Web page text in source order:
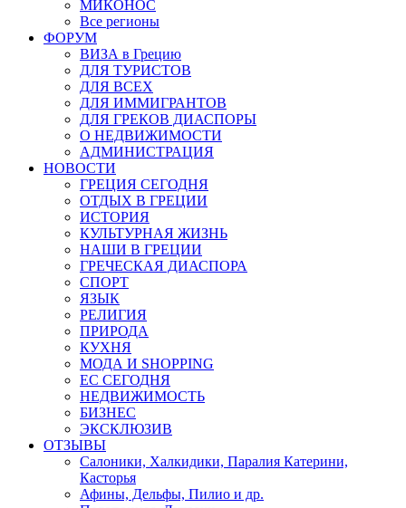
МИКОНОС
Все регионы
ФОРУМ
ВИЗА в Грецию
ДЛЯ ТУРИСТОВ
ДЛЯ ВСЕХ
ДЛЯ ИММИГРАНТОВ
ДЛЯ ГРЕКОВ ДИАСПОРЫ
О НЕДВИЖИМОСТИ
АДМИНИСТРАЦИЯ
НОВОСТИ
ГРЕЦИЯ СЕГОДНЯ
ОТДЫХ В ГРЕЦИИ
ИСТОРИЯ
КУЛЬТУРНАЯ ЖИЗНЬ
НАШИ В ГРЕЦИИ
ГРЕЧЕСКАЯ ДИАСПОРА
СПОРТ
ЯЗЫК
РЕЛИГИЯ
ПРИРОДА
КУХНЯ
МОДА И SHOPPING
ЕС СЕГОДНЯ
НЕДВИЖИМОСТЬ
БИЗНЕС
ЭКСКЛЮЗИВ
ОТЗЫВЫ
Салоники, Халкидики, Паралия Катерини,
Касторья
Афины, Дельфы, Пилио и др.